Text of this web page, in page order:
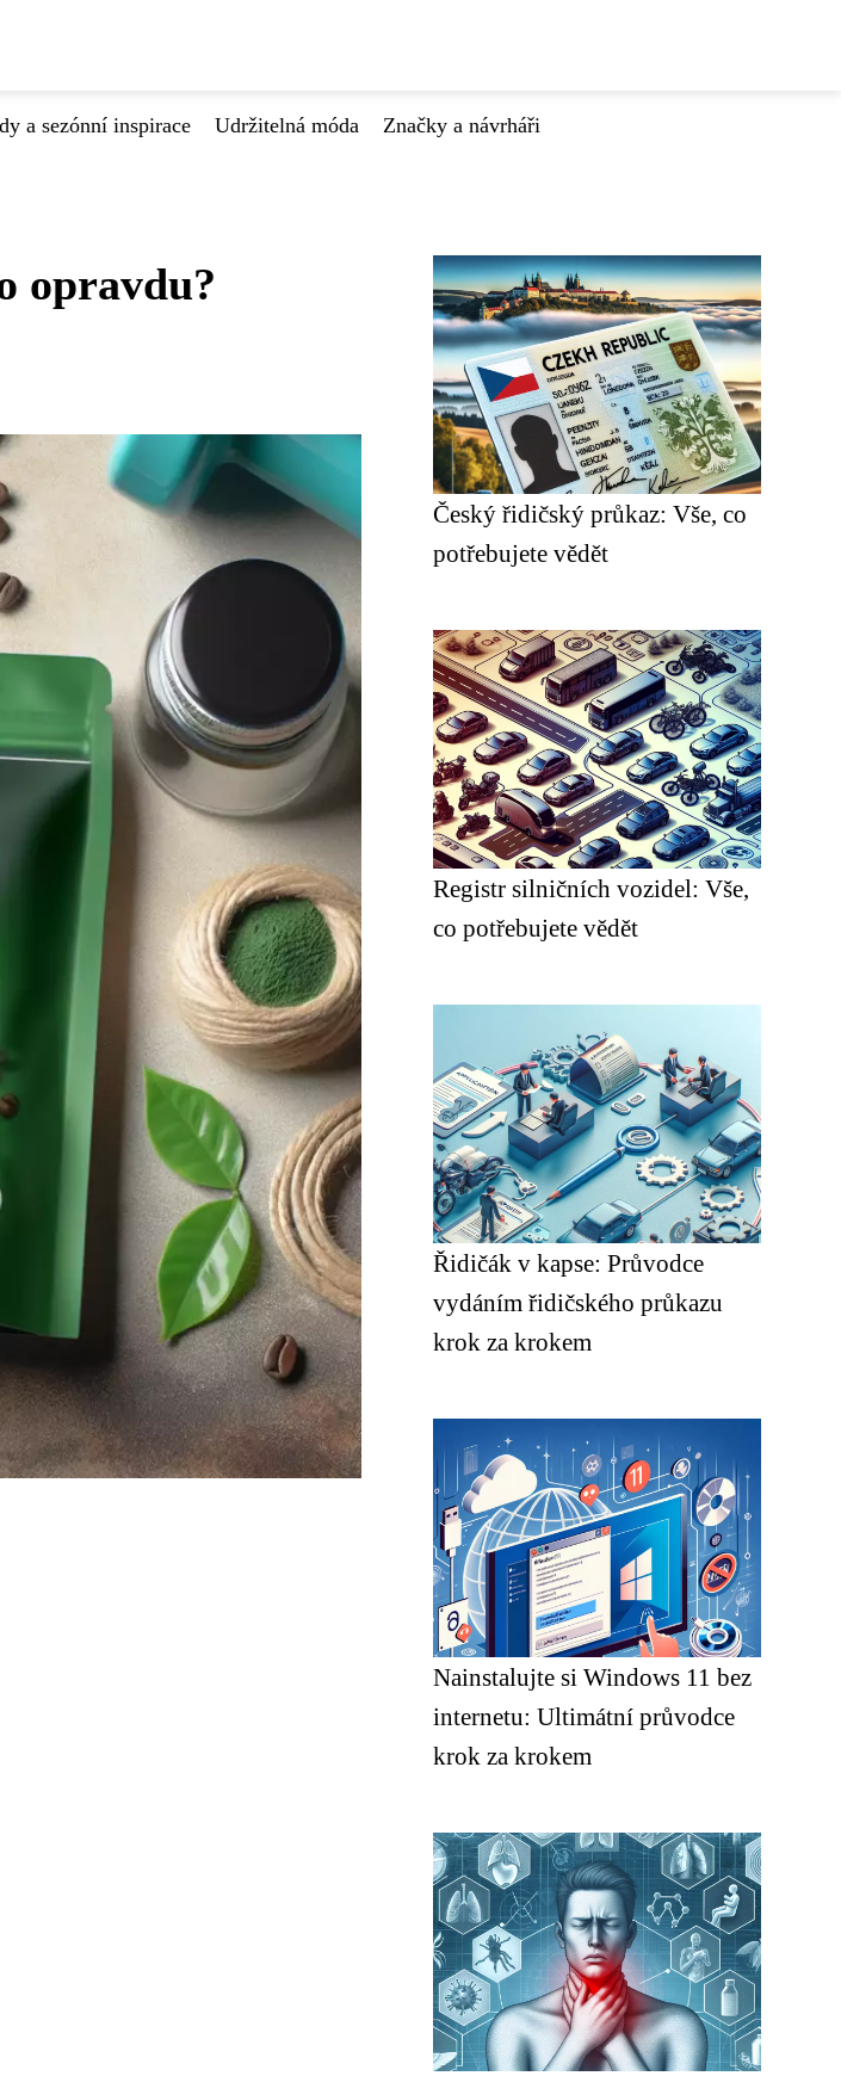
a sezónní inspirace Udržitelná móda Značky a návrháři
opravdu?
Český řidičský průkaz: Vše, co
potřebujete vědět
Registr silničních vozidel: Vše,
co potřebujete vědět
Řidičák v kapse: Průvodce
vydáním řidičského průkazu
krok za krokem
Nainstalujte si Windows 11 bez
internetu: Ultimátní průvodce
krok za krokem